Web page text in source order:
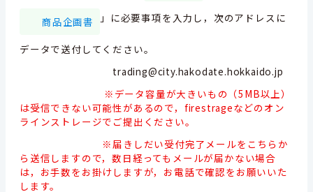
商品企画書 」に必要事項を入力し，次のアドレスに
データで送付してください。
trading@city.hakodate.hokkaido.jp
※データ容量が大きいもの（5MB以上）
は受信できない可能性があるので，firestrageなどのオン
ラインストレージでご提出ください。
※届きしだい受付完了メールをこちらか
ら送信しますので，数日経ってもメールが届かない場合
は，お手数をお掛けしますが，お電話で確認をお願いいた
します。